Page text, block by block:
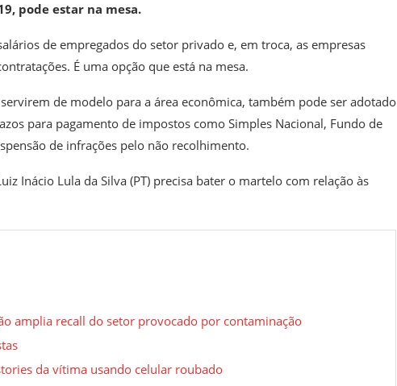
pode estar na mesa.
de empregados do setor privado e, em troca, as empresas
É uma opção que está na mesa.
de modelo para a área econômica, também pode ser adotado
para pagamento de impostos como Simples Nacional, Fundo de
de infrações pelo não recolhimento.
Inácio Lula da Silva (PT) precisa bater o martelo com relação às
amplia recall do setor provocado por contaminação
da vítima usando celular roubado